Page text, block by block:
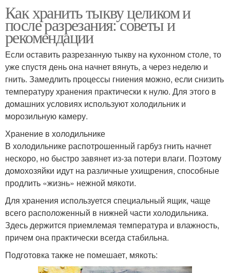
Как хранить тыкву целиком и
после разрезания: советы и
рекомендации
Если оставить разрезанную тыкву на кухонном столе, то
уже спустя день она начнет вянуть, а через неделю и
гнить. Замедлить процессы гниения можно, если снизить
температуру хранения практически к нулю. Для этого в
домашних условиях используют холодильник и
морозильную камеру.
Хранение в холодильнике
В холодильнике распотрошенный гарбуз гнить начнет
нескоро, но быстро завянет из-за потери влаги. Поэтому
домохозяйки идут на различные ухищрения, способные
продлить «жизнь» нежной мякоти.
Для хранения используется специальный ящик, чаще
всего расположенный в нижней части холодильника.
Здесь держится приемлемая температура и влажность,
причем она практически всегда стабильна.
Подготовка также не помешает, мякоть: